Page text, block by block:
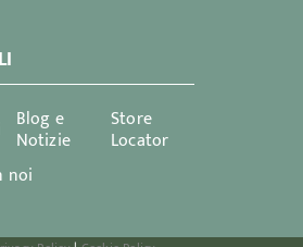
Blog e
Notizie
Store
Locator
noi